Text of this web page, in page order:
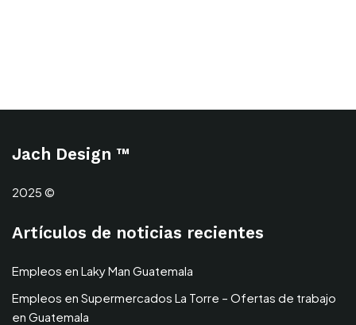
Jach Design ™
2025 ©
Artículos de noticias recientes
Empleos en Laky Man Guatemala
Empleos en Supermercados La Torre – Ofertas de trabajo
en Guatemala